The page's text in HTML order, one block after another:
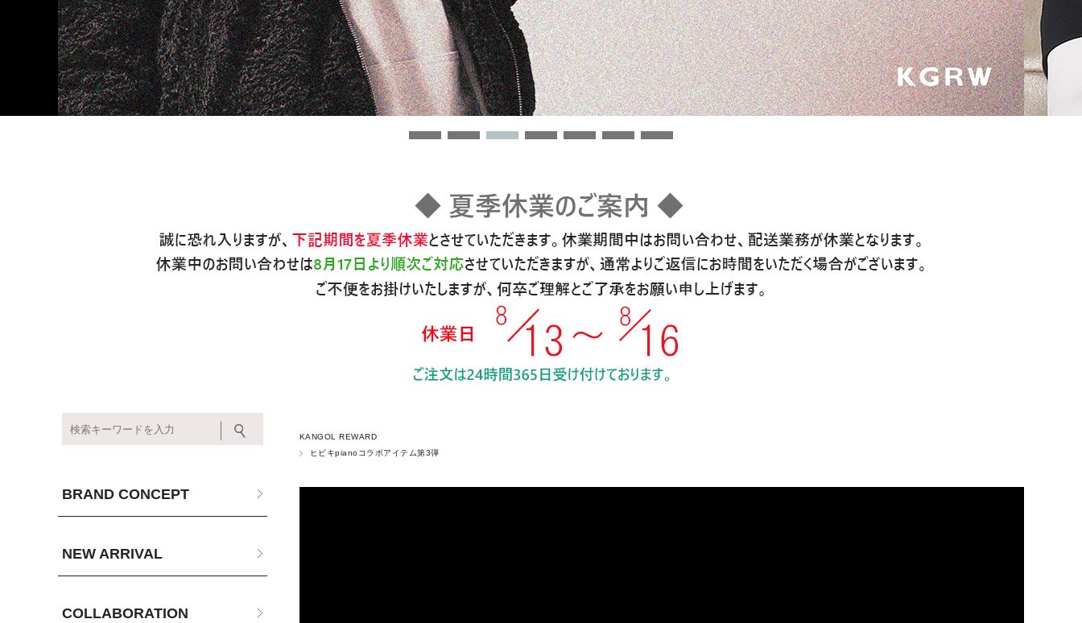
KANGOL REWARD
ヒビキpianoコラボアイテム第3弾
BRAND CONCEPT
NEW ARRIVAL
COLLABORATION